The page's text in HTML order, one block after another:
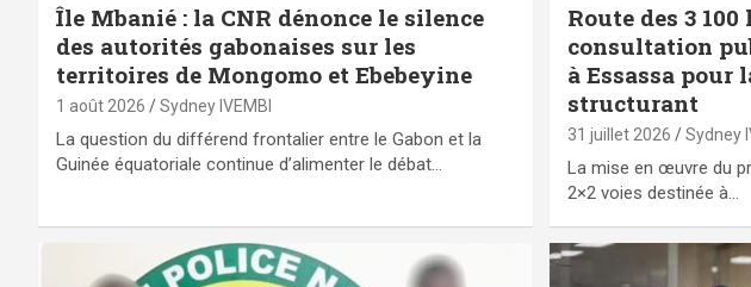
Île Mbanié : la CNR dénonce le silence
des autorités gabonaises sur les
territoires de Mongomo et Ebebeyine
1 août 2026 Sydney IVEMBI
La question du différend frontalier entre le Gabon et la
Guinée équatoriale continue d’alimenter le débat…
Route des 3
consultation
à Essassa pour
structurant
31 juillet 2026 Sydney
La mise en œuvre du
2×2 voies destinée à…